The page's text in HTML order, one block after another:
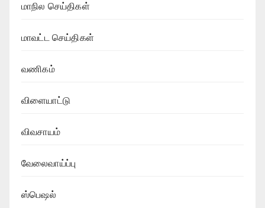
மாநில செய்திகள்
மாவட்ட செய்திகள்
வணிகம்
விளையாட்டு
விவசாயம்
வேலைவாய்ப்பு
ஸ்பெஷல்